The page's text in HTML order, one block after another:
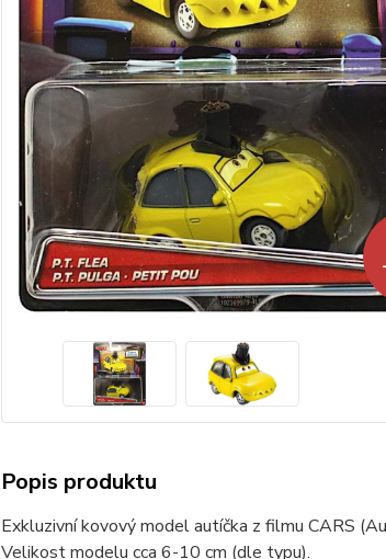
Popis produktu
Exkluzivní kovový model autíčka z filmu CARS
Velikost modelu cca 6-10 cm (dle typu).